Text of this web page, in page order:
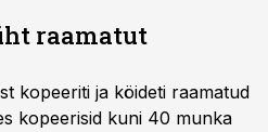
raamatut
kopeeriti ja köideti raamatud
kopeerisid kuni 40 munka